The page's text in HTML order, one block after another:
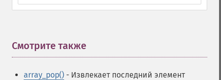
Смотрите также
array_pop() - Извлекает последний элемент